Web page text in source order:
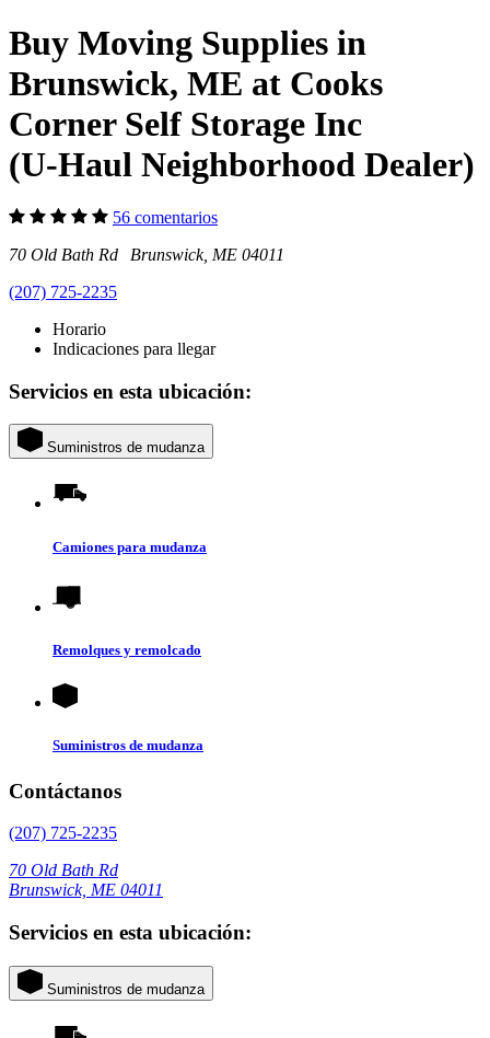
Buy Moving Supplies in
Brunswick, ME at Cooks
Corner Self Storage Inc
(U-Haul Neighborhood Dealer)
56 comentarios
70 Old Bath Rd Brunswick, ME 04011
(207) 725-2235
Horario
Indicaciones para llegar
Servicios en esta ubicación:
Suministros de mudanza
Camiones para mudanza
Remolques y remolcado
Suministros de mudanza
Contáctanos
(207) 725-2235
70 Old Bath Rd
Brunswick, ME 04011
Servicios en esta ubicación:
Suministros de mudanza